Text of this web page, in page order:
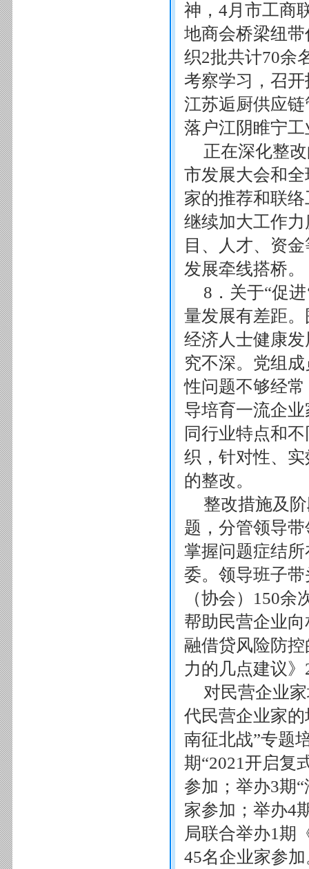
神，4月市工商
地商会桥梁纽
织2批共计70余
考察学习，召
江苏逅厨供应
落户江阴睢宁
正在深化整
市发展大会和
家的推荐和联
继续加大工作
目、人才、资
发展牵线搭桥。
8．关于“促
量发展有差距
经济人士健康
究不深。党组
性问题不够经
导培育一流企
同行业特点和
织，针对性、
的整改。
整改措施及
题，分管领导
掌握问题症结
委。领导班子
（协会）150
帮助民营企业
融借贷风险防
力的几点建议
对民营企业
代民营企业家
南征北战”专题
期“2021开启复
参加；举办3期
家参加；举办4
局联合举办1期
45名企业家参